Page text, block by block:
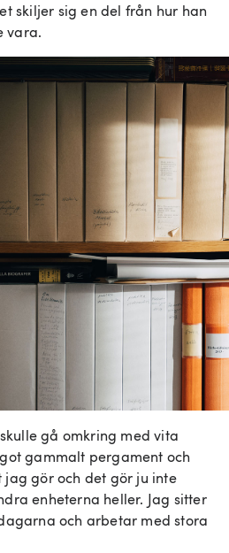
skiljer sig en del från hur han
vara.
gå omkring med vita
gammalt pergament och
gör och det gör ju inte
enheterna heller. Jag sitter
och arbetar med stora